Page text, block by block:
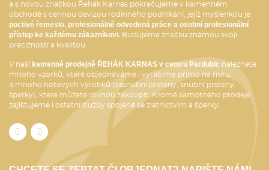
a s novou značkou Řehák Karnas pokračujeme v kamenném
obchodě s cennou devizou rodinného podnikání, jejíž myšlenkou je
poctivé řemeslo, profesionálně odvedená práce a osobní profesionální
přístup ke každému zákazníkovi. Budujeme značku známou svoji
precizností a kvalitou.
V naší kamenné prodejně ŘEHÁK KARNAS v centru Pardubic naleznete
mnoho vzorků, které objednáváme i vyrábíme přímo na míru,
a mnoho hotových výrobků (zásnubní prsteny, snubní prsteny,
šperky), které můžete rovnou zakoupit. Kromě samotného prodeje
zajišťujeme i ostatní služby spojené se zlatnictvím a šperky.